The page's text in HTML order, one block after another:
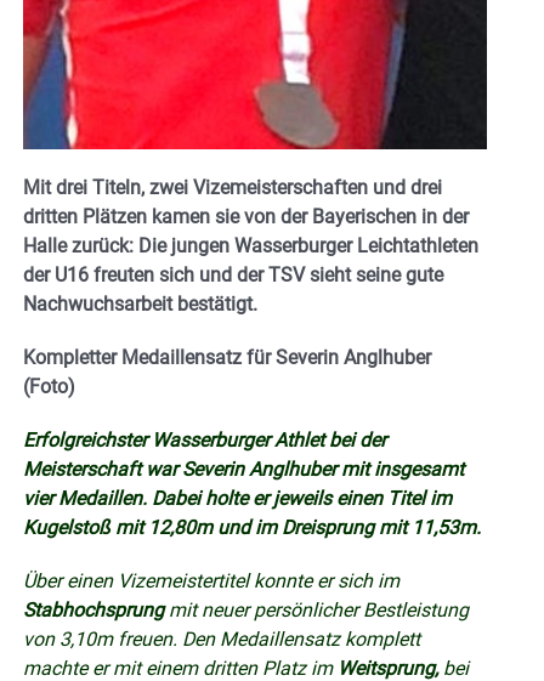
Mit drei Titeln, zwei Vizemeisterschaften und drei
dritten Plätzen kamen sie von der Bayerischen in der
Halle zurück: Die jungen Wasserburger Leichtathleten
der U16 freuten sich und der TSV sieht seine gute
Nachwuchsarbeit bestätigt.
Kompletter Medaillensatz für Severin Anglhuber
(Foto)
Erfolgreichster Wasserburger Athlet bei der
Meisterschaft war Severin Anglhuber mit insgesamt
vier Medaillen. Dabei holte er jeweils einen Titel im
Kugelstoß mit 12,80m und im Dreisprung mit 11,53m.
Über einen Vizemeistertitel konnte er sich im
Stabhochsprungmit neuer persönlicher Bestleistung
von 3,10m freuen. Den Medaillensatz komplett
machte er mit einem dritten Platz im Weitsprung,bei